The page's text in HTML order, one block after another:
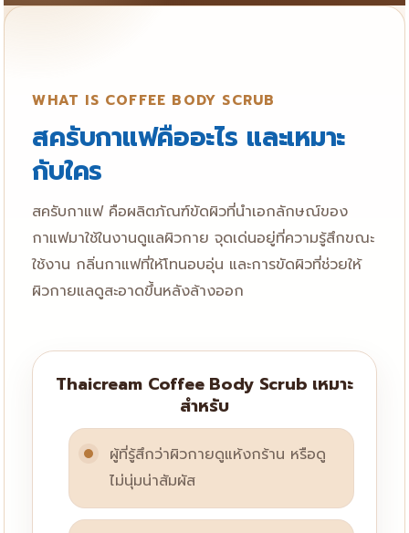
WHAT IS COFFEE BODY SCRUB
สครับกาแฟคืออะไร และเหมาะ
กับใคร
สครับกาแฟ คือผลิตภัณฑ์ขัดผิวที่นำเอกลักษณ์ของ
กาแฟมาใช้ในงานดูแลผิวกาย จุดเด่นอยู่ที่ความรู้สึกขณะ
ใช้งาน กลิ่นกาแฟที่ให้โทนอบอุ่น และการขัดผิวที่ช่วยให้
ผิวกายแลดูสะอาดขึ้นหลังล้างออก
Thaicream Coffee Body Scrub เหมาะ
สำหรับ
ผู้ที่รู้สึกว่าผิวกายดูแห้งกร้าน หรือดู
ไม่นุ่มน่าสัมผัส